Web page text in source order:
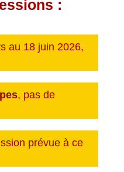
:
au 18 juin 2026,
, pas de
prévue à ce